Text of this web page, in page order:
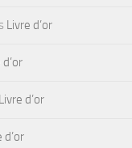
Livre d’or
Livre d’or
d’or